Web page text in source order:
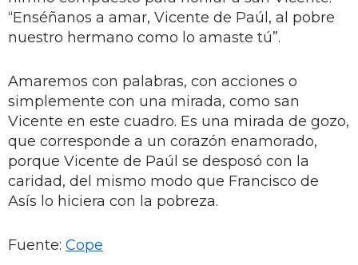
“Enséñanos a amar, Vicente de Paúl, al pobre
nuestro hermano como lo amaste tú”.
Amaremos con palabras, con acciones o
simplemente con una mirada, como san
Vicente en este cuadro. Es una mirada de gozo,
que corresponde a un corazón enamorado,
porque Vicente de Paúl se desposó con la
caridad, del mismo modo que Francisco de
Asís lo hiciera con la pobreza.
Fuente: Cope